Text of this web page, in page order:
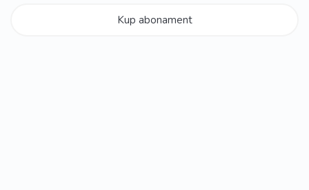
Kup abonament